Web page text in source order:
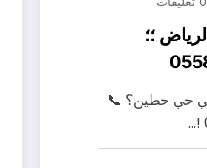
؛؛
في حي حطين؟ 📞